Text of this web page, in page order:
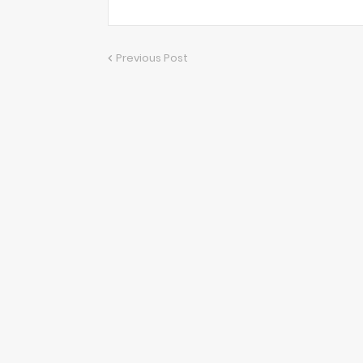
Previous Post